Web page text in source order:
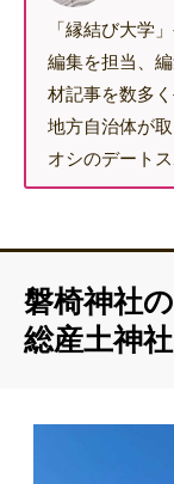
「縁結び大学
編集を担当、
材記事を数多
地方自治体が
オシのデート
磐椅神社
総産土神社